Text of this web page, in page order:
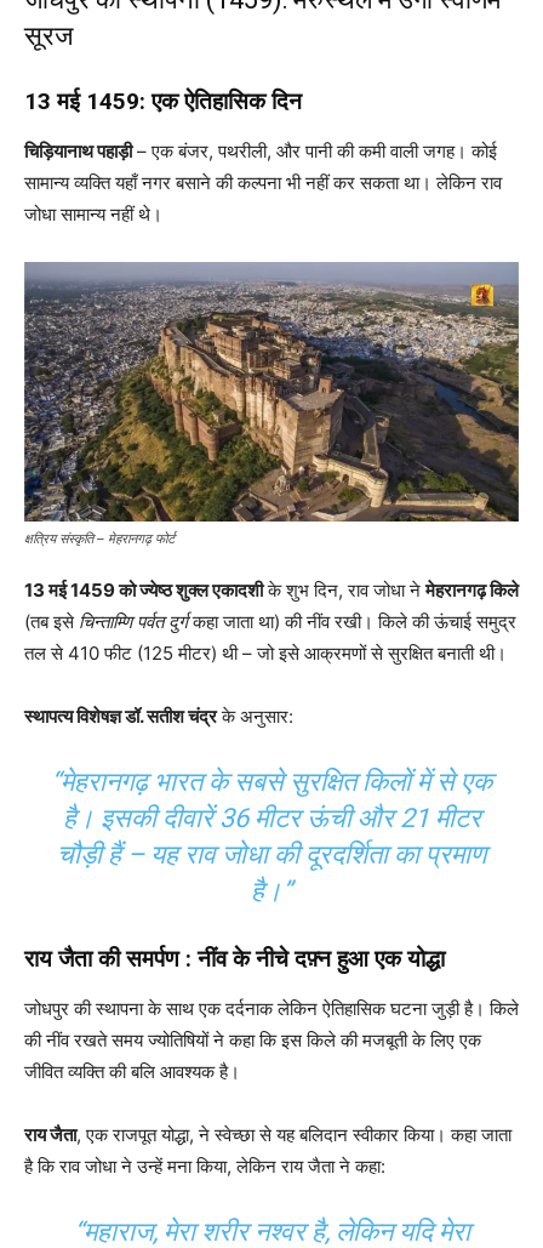
सूरज
13 मई 1459: एक ऐतिहासिक दिन
चिड़ियानाथ पहाड़ी– एक बंजर, पथरीली, और पानी की कमी वाली जगह। कोई
सामान्य व्यक्ति यहाँ नगर बसाने की कल्पना भी नहीं कर सकता था। लेकिन राव
जोधा सामान्य नहीं थे।
क्षत्रिय संस्कृति – मेहरानगढ़ फोर्ट
13 मई 1459 को ज्येष्ठ शुक्ल एकादशीके शुभ दिन, राव जोधा नेमेहरानगढ़ किले
(तब इसे चिन्ताम्णि पर्वत दुर्गकहा जाता था) की नींव रखी। किले की ऊंचाई समुद्र
तल से 410 फीट (125 मीटर) थी – जो इसे आक्रमणों से सुरक्षित बनाती थी।
स्थापत्य विशेषज्ञ डॉ. सतीश चंद्रके अनुसार:
“मेहरानगढ़ भारत के सबसे सुरक्षित किलों में से एक
है। इसकी दीवारें 36 मीटर ऊंची और 21 मीटर
चौड़ी हैं – यह राव जोधा की दूरदर्शिता का प्रमाण
है।”
राय जैता की समर्पण : नींव के नीचे दफ़्न हुआ एक योद्धा
जोधपुर की स्थापना के साथ एक दर्दनाक लेकिन ऐतिहासिक घटना जुड़ी है। किले
की नींव रखते समय ज्योतिषियों ने कहा कि इस किले की मजबूती के लिए एक
जीवित व्यक्ति की बलि आवश्यक है।
राय जैता, एक राजपूत योद्धा, ने स्वेच्छा से यह बलिदान स्वीकार किया। कहा जाता
है कि राव जोधा ने उन्हें मना किया, लेकिन राय जैता ने कहा:
“महाराज, मेरा शरीर नश्वर है, लेकिन यदि मेरा